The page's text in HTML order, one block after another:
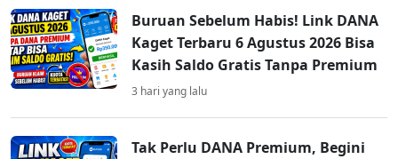
Buruan Sebelum Habis! Link DANA
Kaget Terbaru 6 Agustus 2026 Bisa
Kasih Saldo Gratis Tanpa Premium
3 hari yang lalu
Tak Perlu DANA Premium, Begini